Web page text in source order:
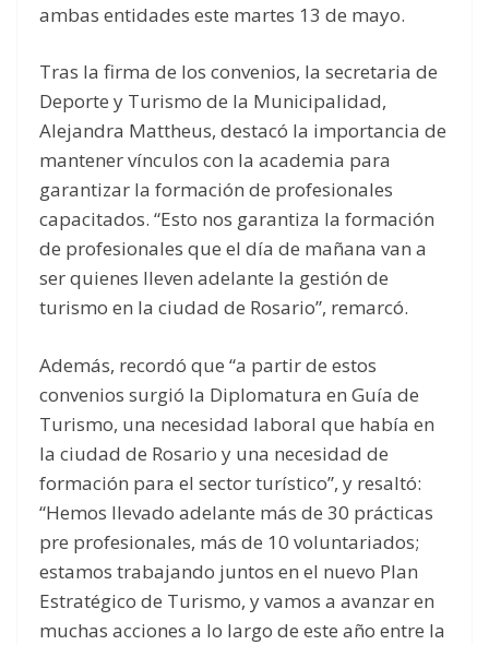
ambas entidades este martes 13 de mayo.
Tras la firma de los convenios, la secretaria de
Deporte y Turismo de la Municipalidad,
Alejandra Mattheus, destacó la importancia de
mantener vínculos con la academia para
garantizar la formación de profesionales
capacitados. “Esto nos garantiza la formación
de profesionales que el día de mañana van a
ser quienes lleven adelante la gestión de
turismo en la ciudad de Rosario”, remarcó.
Además, recordó que “a partir de estos
convenios surgió la Diplomatura en Guía de
Turismo, una necesidad laboral que había en
la ciudad de Rosario y una necesidad de
formación para el sector turístico”, y resaltó:
“Hemos llevado adelante más de 30 prácticas
pre profesionales, más de 10 voluntariados;
estamos trabajando juntos en el nuevo Plan
Estratégico de Turismo, y vamos a avanzar en
muchas acciones a lo largo de este año entre la